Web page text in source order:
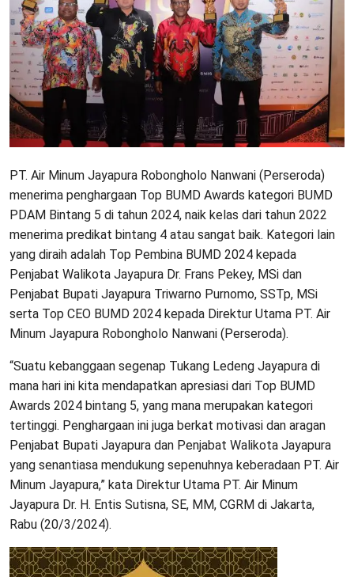
PT. Air Minum Jayapura Robongholo Nanwani (Perseroda)
menerima penghargaan Top BUMD Awards kategori BUMD
PDAM Bintang 5 di tahun 2024, naik kelas dari tahun 2022
menerima predikat bintang 4 atau sangat baik. Kategori lain
yang diraih adalah Top Pembina BUMD 2024 kepada
Penjabat Walikota Jayapura Dr. Frans Pekey, MSi dan
Penjabat Bupati Jayapura Triwarno Purnomo, SSTp, MSi
serta Top CEO BUMD 2024 kepada Direktur Utama PT. Air
Minum Jayapura Robongholo Nanwani (Perseroda).
“Suatu kebanggaan segenap Tukang Ledeng Jayapura di
mana hari ini kita mendapatkan apresiasi dari Top BUMD
Awards 2024 bintang 5, yang mana merupakan kategori
tertinggi. Penghargaan ini juga berkat motivasi dan aragan
Penjabat Bupati Jayapura dan Penjabat Walikota Jayapura
yang senantiasa mendukung sepenuhnya keberadaan PT. Air
Minum Jayapura,” kata Direktur Utama PT. Air Minum
Jayapura Dr. H. Entis Sutisna, SE, MM, CGRM di Jakarta,
Rabu (20/3/2024).